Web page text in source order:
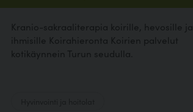
Kranio-sakraaliterapia koirille, hevosille ja
ihmisille Koirahieronta Koirien palvelut
kotikäynnein Turun seudulla.